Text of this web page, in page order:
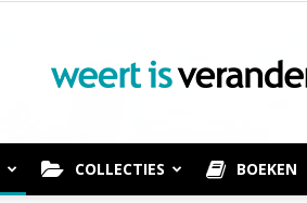
Weert
COLLECTIES BOEKEN